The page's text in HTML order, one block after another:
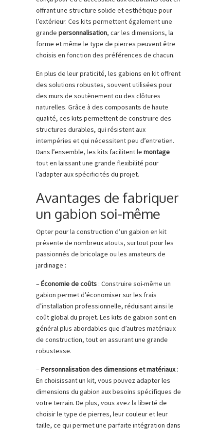
offrant une structure solide et esthétique pour
l’extérieur. Ces kits permettent également une
grande personnalisation, car les dimensions, la
forme et même le type de pierres peuvent être
choisis en fonction des préférences de chacun.
En plus de leur praticité, les gabions en kit offrent
des solutions robustes, souvent utilisées pour
des murs de soutènement ou des clôtures
naturelles. Grâce à des composants de haute
qualité, ces kits permettent de construire des
structures durables, qui résistent aux
intempéries et qui nécessitent peu d’entretien.
Dans l’ensemble, les kits facilitent le montage
tout en laissant une grande flexibilité pour
l’adapter aux spécificités du projet.
Avantages de fabriquer
un gabion soi-même
Opter pour la construction d’un gabion en kit
présente de nombreux atouts, surtout pour les
passionnés de bricolage ou les amateurs de
jardinage :
–Économie de coûts : Construire soi-même un
gabion permet d’économiser sur les frais
d’installation professionnelle, réduisant ainsi le
coût global du projet. Les kits de gabion sont en
général plus abordables que d’autres matériaux
de construction, tout en assurant une grande
robustesse.
–Personnalisation des dimensions et matériaux:
En choisissant un kit, vous pouvez adapter les
dimensions du gabion aux besoins spécifiques de
votre terrain. De plus, vous avez la liberté de
choisir le type de pierres, leur couleur et leur
taille, ce qui permet une parfaite intégration dans